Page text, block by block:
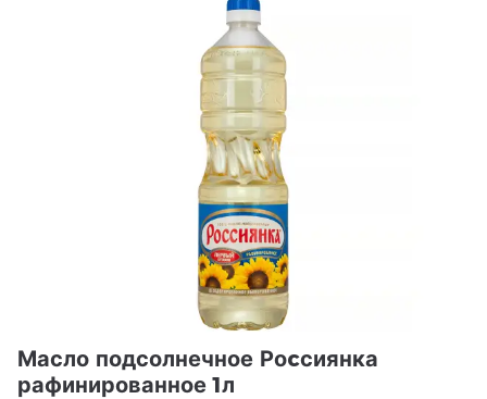
Масло подсолнечное Роcсиянка
рафинированное 1л